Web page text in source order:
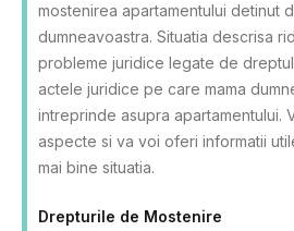
mostenirea apartamentului detinut
dumneavoastra. Situatia descrisa
probleme juridice legate de
actele juridice pe care mama
intreprinde asupra apartamentului.
aspecte si va voi oferi informatii
mai bine situatia.
Drepturile de Mostenire